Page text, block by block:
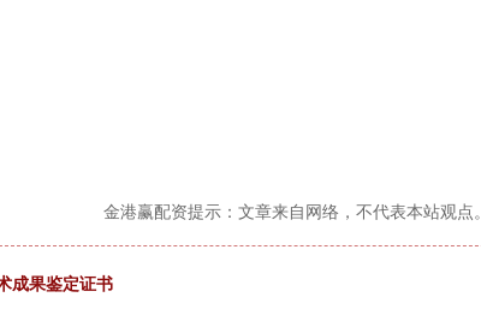
金港赢配资提示：文章来自网络，不代表本站观点。
成果鉴定证书